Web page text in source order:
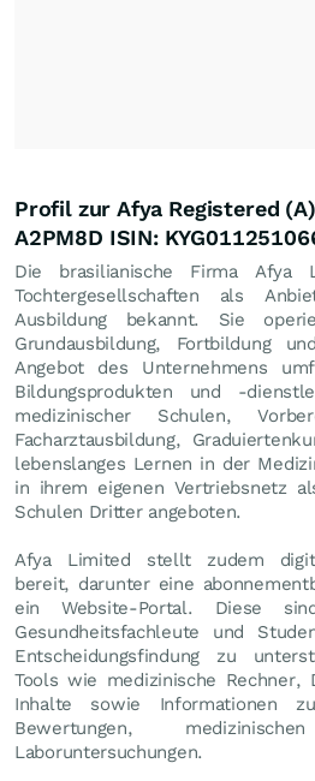
Profil zur Afya Registered
A2PM8D ISIN:
Die brasilianische Firma
Tochtergesellschaften als
Ausbildung bekannt. Sie
Grundausbildung, Fortbildung
Angebot des Unternehmens
Bildungsprodukten und -
medizinischer Schulen,
Facharztausbildung,
lebenslanges Lernen in der
in ihrem eigenen Vertriebsnetz
Schulen Dritter angeboten.
Afya Limited stellt zudem
bereit, darunter eine
ein Website-Portal. Diese
Gesundheitsfachleute und
Entscheidungsfindung zu
Tools wie medizinische Rechner,
Inhalte sowie Informationen
Bewertungen,
Laboruntersuchungen.